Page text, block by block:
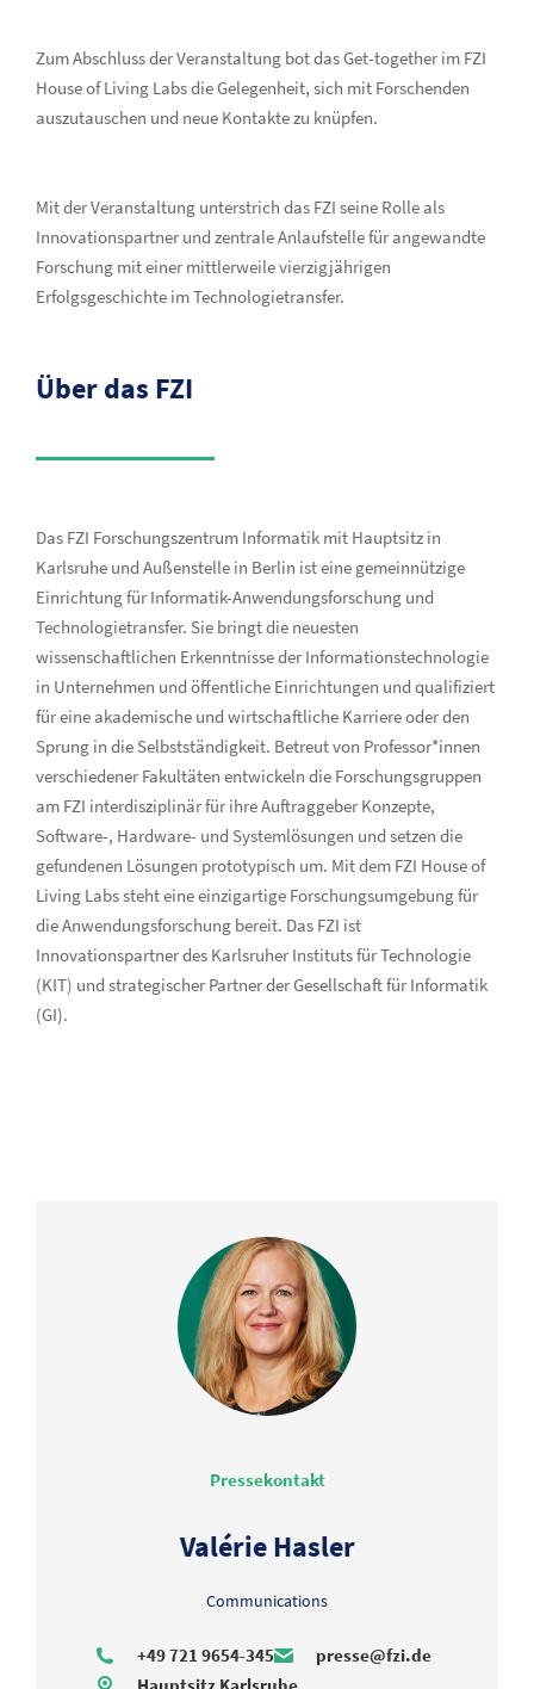
Zum Abschluss der Veranstaltung bot das Get-together im FZI
House of Living Labs die Gelegenheit, sich mit Forschenden
auszutauschen und neue Kontakte zu knüpfen.
Mit der Veranstaltung unterstrich das FZI seine Rolle als
Innovationspartner und zentrale Anlaufstelle für angewandte
Forschung mit einer mittlerweile vierzigjährigen
Erfolgsgeschichte im Technologietransfer.
Über das FZI
Das FZI Forschungszentrum Informatik mit Hauptsitz in
Karlsruhe und Außenstelle in Berlin ist eine gemeinnützige
Einrichtung für Informatik-Anwendungsforschung und
Technologietransfer. Sie bringt die neuesten
wissenschaftlichen Erkenntnisse der Informationstechnologie
in Unternehmen und öffentliche Einrichtungen und qualifiziert
für eine akademische und wirtschaftliche Karriere oder den
Sprung in die Selbstständigkeit. Betreut von Professor*innen
verschiedener Fakultäten entwickeln die Forschungsgruppen
am FZI interdisziplinär für ihre Auftraggeber Konzepte,
Software-, Hardware- und Systemlösungen und setzen die
gefundenen Lösungen prototypisch um. Mit dem FZI House of
Living Labs steht eine einzigartige Forschungsumgebung für
die Anwendungsforschung bereit. Das FZI ist
Innovationspartner des Karlsruher Instituts für Technologie
(KIT) und strategischer Partner der Gesellschaft für Informatik
(GI).
Pressekontakt
Valérie Hasler
Communications
+49 721 9654-345
presse@fzi.de